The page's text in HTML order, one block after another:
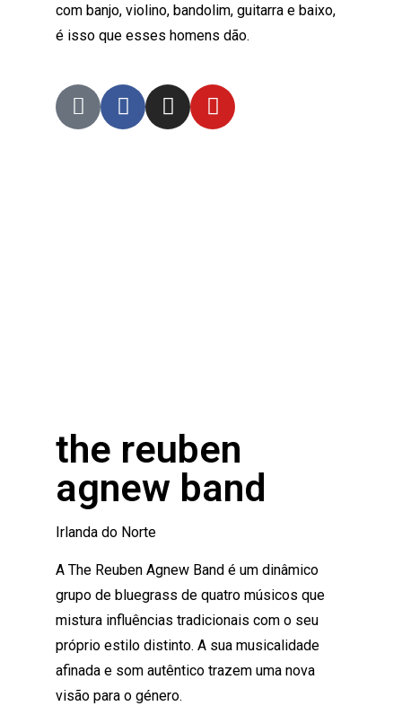
com banjo, violino, bandolim, guitarra e baixo,
é isso que esses homens dão.
the reuben
agnew band
Irlanda do Norte
A The Reuben Agnew Band é um dinâmico
grupo de bluegrass de quatro músicos que
mistura influências tradicionais com o seu
próprio estilo distinto. A sua musicalidade
afinada e som autêntico trazem uma nova
visão para o género.